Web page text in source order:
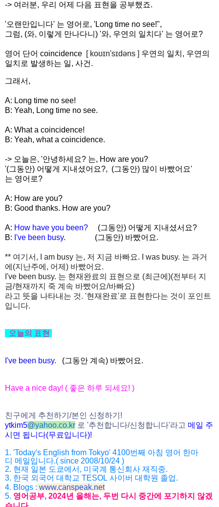
-> 여러분, 우리 어제 다음 표현을 공부했죠.
'오랜만입니다' 는 영어로, 'Long time no see!",
그럼, (와, 이렇게 만나다니) '와, 우연의 일치다' 는 영어로?
영어 단어 coincidence [ koʊɪn'sɪdəns ] 우연의 일치, 우연의
일치로 발생하는 일, 사건.
그래서,
A: Long time no see!
B: Yeah, Long time no see.
A: What a coincidence!
B: Yeah, what a coincidence.
-> 오늘은, '안녕하세요? 는, How are you?
'(그동안) 어떻게 지내셨어요?, (그동안) 많이 바빴어요'
는 영어로?
A: How are you?
B: Good thanks. How are you?
A: How have you been?
(그동안) 어떻게 지내셨서요?
B: I've been busy. (그동안) 바빴어요.
** 여기서, I am busy 는, 저 지금 바빠요. I was busy. 는 과거
에(지난주에, 어제) 바빴어요.
I've been busy. 는 현재완료의 표현으로 (최근에)(전부터 지
금/현재까지 죽 계속 바빴어요/바빠요)
라고 뜻을 나타내는 것. '현재완료'로 표현한다는 것이 포인트
입니다.
오늘의 표현
I've been busy. (그동안 계속) 바빴어요.
Have a nice day! ( 좋은 하루 되세요! )
친구에게 추천하기 /본인 신청하기 !
ytkim5@yahoo.co.kr 로 '추천합니다/신청합니다'라고 메일 주
시면 됩니다(무료입니다)!
1. 'Today's English from Tokyo' 4100번째 아침 영어 한마
디 메일입니다.( since 2008/10/24 )
2. 현재 일본 도쿄에서 , 미국계 통신회사 재직중.
3. 한국 외국어 대학교 TESOL 사이버 대학원 졸업.
4. Blogs : www.canspeak.net
5. 영어공부, 2024년 올해는, 두번 다시 중간에 포기하지 않겠